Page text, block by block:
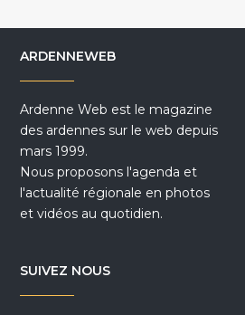
ARDENNEWEB
Ardenne Web est le magazine
des ardennes sur le web depuis
mars 1999.
Nous proposons l'agenda et
l'actualité régionale en photos
et vidéos au quotidien.
SUIVEZ NOUS